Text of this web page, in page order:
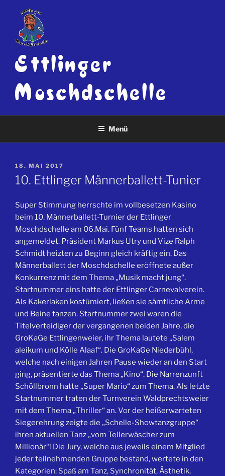
springen
Ettlinger
Moschd­schelle
Menü
VERÖFFENTLICHT
AM
18. MAI 2017
10. Ettlinger Männerballett-Tunier
Super Stimmung herrschte im vollbesetzen Kasino
beim 10. Männerballett-Turnier der Ettlinger
Moschdschelle am 06.Mai. Fünf Teams hatten sich
angemeldet. Präsident Markus Utry und Vize Ralph
Schmidt heizten zu Beginn gleich kräftig ein. Das
Männerballett der Moschdschelle eröffnete außer
Konkurrenz mit dem Thema „Musik macht jung“.
Startnummer eins hatte der Ettlinger Carnevalverein.
Als Kakerlaken kostümiert, ließen sie sämtliche Arme
und Beine tanzen. Startnummer zwei waren die
Titelverteidiger der vergangenen beiden Jahre, die
GroKaGe Ettlingenweier, ihr Thema lautete „Salem
aleikum und Kölle Alaaf“. Die GroKaGe Niederbühl,
welche nach einigen Jahren Pause wieder an den Start
ging, präsentierte das Thema „Kino“. Die Narrenzunft
Schöllbronn hatte „Super Mario“ zum Thema. Als letzte
Startnummer traten der Turnverein Waldprechtsweier
mit dem Thema „Thriller“ an. Vor der heißerwarteten
Siegerehrung zeigte die „Schelle-Showtanzgruppe“
ihren aktuellen Tanz „vom Tellerwäscher zum
Millionär“! Die Jury, welche aus jeweils einem Mitglied
jeder teilnehmenden Gruppe bestand, wertete in den
Kategorien: Spaß am Tanz, Synchronität, Ästhetik,